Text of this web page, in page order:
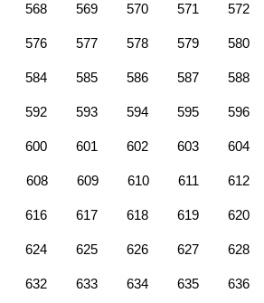
568 569 570 571 572
576 577 578 579 580
584 585 586 587 588
592 593 594 595 596
600 601 602 603 604
608 609 610 611 612
616 617 618 619 620
624 625 626 627 628
632 633 634 635 636